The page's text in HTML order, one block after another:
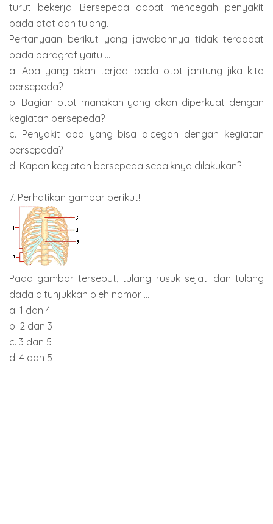
turut bekerja. Bersepeda dapat mencegah penyakit
pada otot dan tulang.
Pertanyaan berikut yang jawabannya tidak terdapat
pada paragraf yaitu ...
a. Apa yang akan terjadi pada otot jantung jika kita
bersepeda?
b. Bagian otot manakah yang akan diperkuat dengan
kegiatan bersepeda?
c. Penyakit apa yang bisa dicegah dengan kegiatan
bersepeda?
d. Kapan kegiatan bersepeda sebaiknya dilakukan?
7. Perhatikan gambar berikut!
Pada gambar tersebut, tulang rusuk sejati dan tulang
dada ditunjukkan oleh nomor ...
a. 1 dan 4
b. 2 dan 3
c. 3 dan 5
d. 4 dan 5